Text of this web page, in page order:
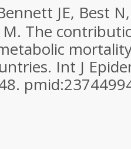
JE, Best
M. The
Int J